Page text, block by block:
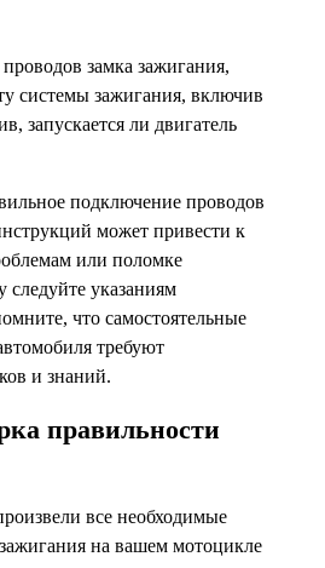
замка зажигания,
системы зажигания, включив
запускается ли двигатель
подключение проводов
может привести к
или поломке
следуйте указаниям
что самостоятельные
требуют
и знаний.
правильности
все необходимые
на вашем мотоцикле